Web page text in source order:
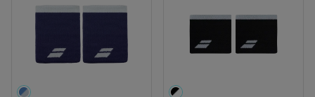
avis